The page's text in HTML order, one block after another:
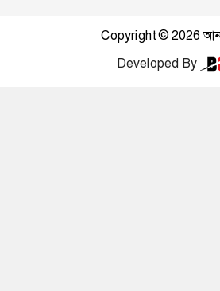
Copyright © 2026
Developed By